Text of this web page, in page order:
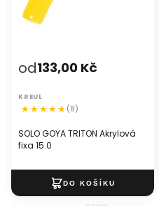
SOLO GOYA TRITON Akrylová
fixa 15.0
od133,00 Kč
KREUL
(8)